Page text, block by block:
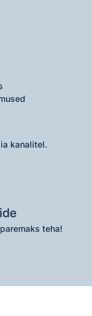
kanalitel.
teha!